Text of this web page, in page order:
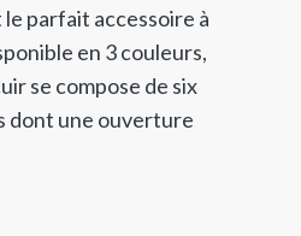
parfait accessoire à
en 3 couleurs,
se compose de six
dont une ouverture